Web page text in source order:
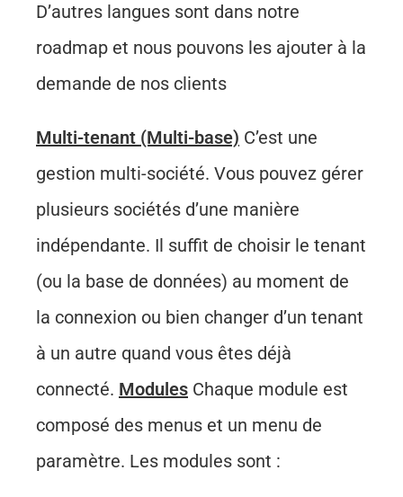
D’autres langues sont dans notre
roadmap et nous pouvons les ajouter à la
demande de nos clients
Multi-tenant (Multi-base) C’est une
gestion multi-société. Vous pouvez gérer
plusieurs sociétés d’une manière
indépendante. Il suffit de choisir le tenant
(ou la base de données) au moment de
la connexion ou bien changer d’un tenant
à un autre quand vous êtes déjà
connecté. Modules Chaque module est
composé des menus et un menu de
paramètre. Les modules sont :